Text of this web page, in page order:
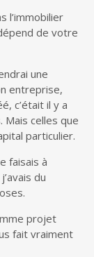
l’immobilier
de votre
une
entreprise,
c’était il y a
Mais celles que
particulier.
faisais à
du
projet
fait vraiment